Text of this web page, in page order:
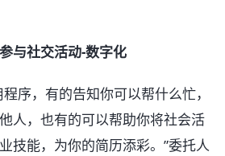
与社交活动-数字化
，有的告知你可以帮什么忙，
人，也有的可以帮助你将社会活
技能，为你的简历添彩。”委托人